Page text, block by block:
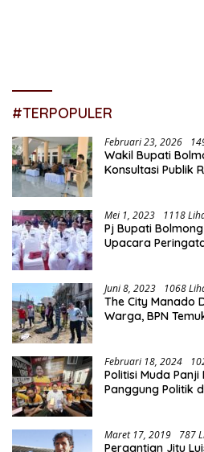
#TERPOPULER
Februari 23, 2026
Wakil Bupati
Konsultasi Publik
Mei 1, 2023 1118
Pj Bupati
Upacara
Juni 8, 2023 1068
The City Manado
Warga, BPN
Februari 18, 2024
Politisi Muda
Panggung Politik
Maret 17, 2019 787
Pergantian Jitu